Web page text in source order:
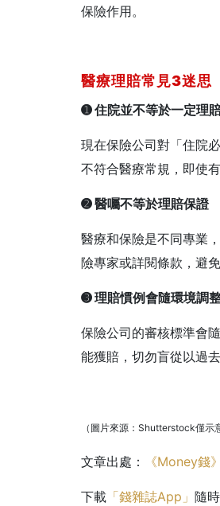
保險作用。
醫療理賠常見3迷思
➊住院並不等於一定理
現在保險公司對「住院
不符合醫療常規，即使
➋醫囑不等於理賠保證
醫療和保險是不同專業
險專家或詳閱條款，避
➌理賠慣例會隨環境調
保險公司的審核標準會
能獲賠，切勿盲從以過
（圖片來源：Shutterstock僅示
文章出處： 《Money錢
下載 「錢雜誌App」 隨